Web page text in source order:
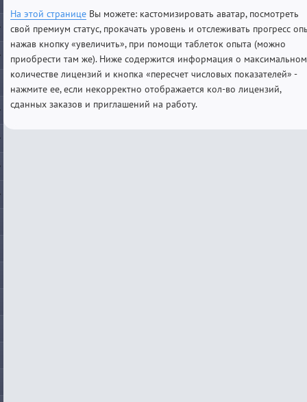
На этой странице Вы можете: кастомизировать аватар, посмотреть
свой премиум статус, прокачать уровень и отслеживать прогресс
нажав кнопку «увеличить», при помощи таблеток опыта (можно
приобрести там же). Ниже содержится информация о максимальном
количестве лицензий и кнопка «пересчет числовых показателей» -
нажмите ее, если некорректно отображается кол-во лицензий,
сданных заказов и приглашений на работу.